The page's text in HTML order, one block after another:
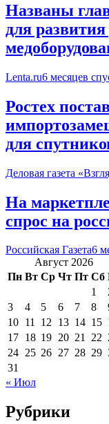
Названы
для
Lenta.ru6 месяцев
Ростех
для
Деловая газета
На
спрос на
Российская Газета6
Август 2026
Пн Вт Ср Чт Пт Сб
1
3
4 5 6 7 8
10 11 12 13 14 15
17 18 19 20 21 22
24 25 26 27 28 29
31
« Июл
Рубрики